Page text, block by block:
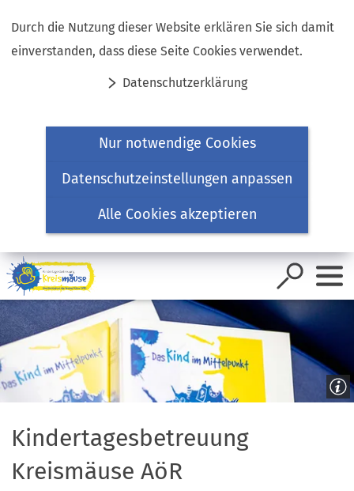
Durch die Nutzung dieser Website erklären Sie sich damit
einverstanden, dass diese Seite Cookies verwendet.
Datenschutzerklärung
Nur notwendige Cookies
Datenschutzeinstellungen anpassen
Alle Cookies akzeptieren
Inhalt anspringen
Kindertagesbetreuung
Kreismäuse AöR